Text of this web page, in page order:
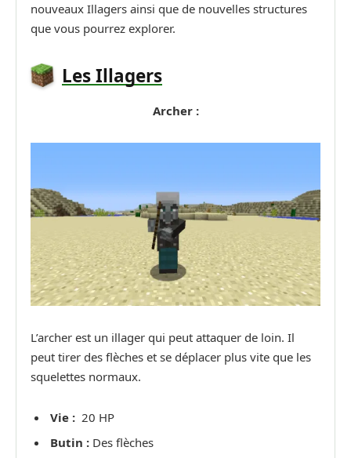
nouveaux Illagers ainsi que de nouvelles structures
que vous pourrez explorer.
Les Illagers
Archer :
L’archer est un illager qui peut attaquer de loin. Il
peut tirer des flèches et se déplacer plus vite que les
squelettes normaux.
Vie : 20 HP
Butin : Des flèches